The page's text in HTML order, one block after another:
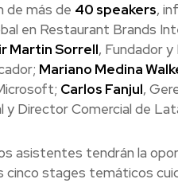
de más de 40 speakers,
en Restaurant Brands
Martin Sorrell, Fundador
Mariano Medina
Carlos Fanjul,
y Director Comercial de
asistentes tendrán la
stages temáticos